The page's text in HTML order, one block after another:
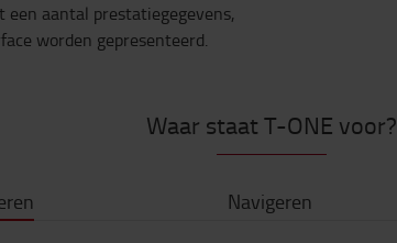
een aantal prestatiegegevens,
worden gepresenteerd.
Waar staat T-ONE voor?
Navigeren